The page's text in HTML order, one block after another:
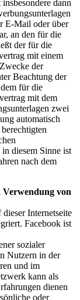
dann
E-Mail oder über
an den für die
der für die
mit einem
der
Beachtung der
für die
mit dem
zwei
automatisch
in diesem Sinne ist
nach dem
Verwendung von
Internetseite
Facebook ist
sozialer
Nutzern in der
und im
kann als
dienen
oder